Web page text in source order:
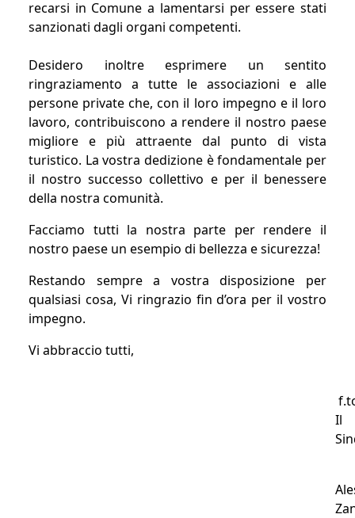
recarsi in Comune a lamentarsi per essere stati
sanzionati dagli organi competenti.
Desidero inoltre esprimere un sentito
ringraziamento a tutte le associazioni e alle
persone private che, con il loro impegno e il loro
lavoro, contribuiscono a rendere il nostro paese
migliore e più attraente dal punto di vista
turistico. La vostra dedizione è fondamentale per
il nostro successo collettivo e per il benessere
della nostra comunità.
Facciamo tutti la nostra parte per rendere il
nostro paese un esempio di bellezza e sicurezza!
Restando sempre a vostra disposizione per
qualsiasi cosa, Vi ringrazio fin d’ora per il vostro
impegno.
Vi abbraccio tutti,
Il